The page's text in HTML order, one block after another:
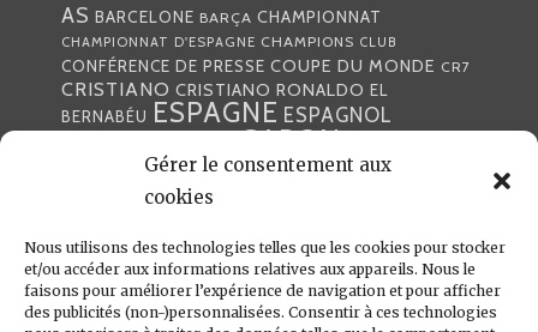
Gérer le consentement aux
cookies
Nous utilisons des technologies telles que les cookies pour stocker
et/ou accéder aux informations relatives aux appareils. Nous le
faisons pour améliorer l’expérience de navigation et pour afficher
des publicités (non-)personnalisées. Consentir à ces technologies
AS BARCELONE BARÇA CHAMPIONNAT
CHAMPIONNAT D'ESPAGNE CHAMPIONS CLUB
CONFÉRENCE DE PRESSE COUPE DU MONDE CR7
CRISTIANO CRISTIANO RONALDO EL
BERNABÉU ESPAGNE ESPAGNOL
GABON
JULEN LOPETEGUI KARIM BENZÉMA
LIGUE DES CHAMPIONS
MADRILÈNES MARCA MARCELO MERCATO
MERENGUE MERENGUES PORTUGAL PRESSE
PRESSE MADRILÈNEREALREAL